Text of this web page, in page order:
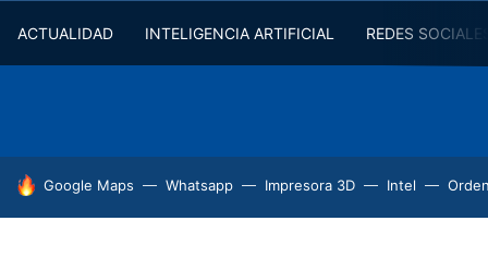
ACTUALIDAD INTELIGENCIA ARTIFICIAL REDES
HOY SE HABLA DE
Google Maps Whatsapp Impresora 3D Intel